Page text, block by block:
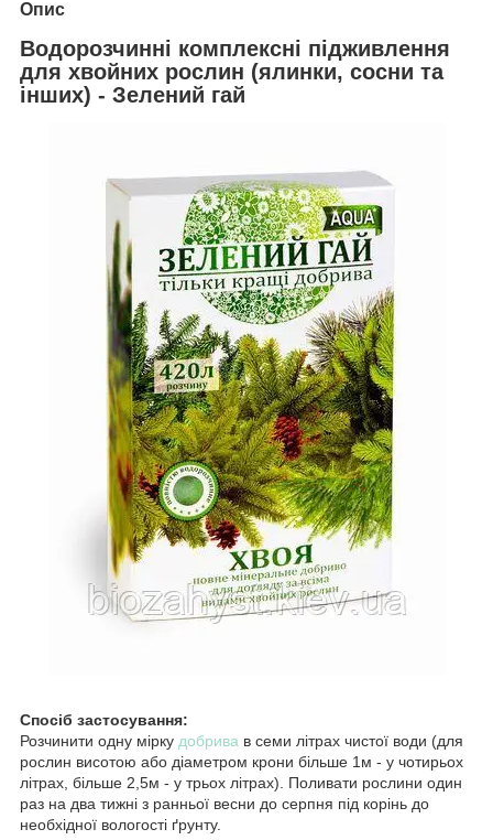
Опис
Водорозчинні комплексні підживлення
для хвойних рослин (ялинки, сосни та
інших) - Зелений гай
Спосіб застосування:
Розчинити одну мірку добрива в семи літрах чистої води (для
рослин висотою або діаметром крони більше 1м - у чотирьох
літрах, більше 2,5м - у трьох літрах). Поливати рослини один
раз на два тижні з ранньої весни до серпня під корінь до
необхідної вологості ґрунту.